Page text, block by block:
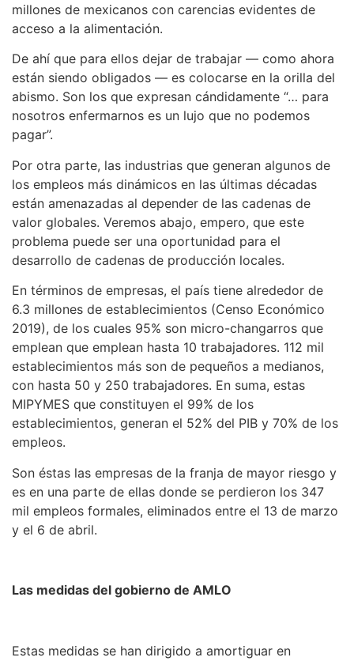
millones de mexicanos con carencias evidentes de
acceso a la alimentación.
De ahí que para ellos dejar de trabajar — como ahora
están siendo obligados — es colocarse en la orilla del
abismo. Son los que expresan cándidamente “… para
nosotros enfermarnos es un lujo que no podemos
pagar”.
Por otra parte, las industrias que generan algunos de
los empleos más dinámicos en las últimas décadas
están amenazadas al depender de las cadenas de
valor globales. Veremos abajo, empero, que este
problema puede ser una oportunidad para el
desarrollo de cadenas de producción locales.
En términos de empresas, el país tiene alrededor de
6.3 millones de establecimientos (Censo Económico
2019), de los cuales 95% son micro-changarros que
emplean que emplean hasta 10 trabajadores. 112 mil
establecimientos más son de pequeños a medianos,
con hasta 50 y 250 trabajadores. En suma, estas
MIPYMES que constituyen el 99% de los
establecimientos, generan el 52% del PIB y 70% de los
empleos.
Son éstas las empresas de la franja de mayor riesgo y
es en una parte de ellas donde se perdieron los 347
mil empleos formales, eliminados entre el 13 de marzo
y el 6 de abril.
Las medidas del gobierno de AMLO
Estas medidas se han dirigido a amortiguar en